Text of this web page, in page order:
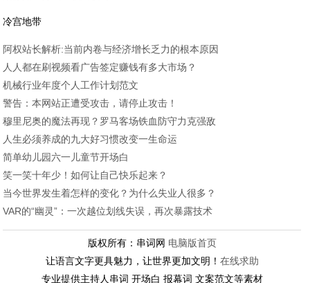
冷宫地带
阿权站长解析:当前内卷与经济增长乏力的根本原因
人人都在刷视频看广告签定赚钱有多大市场？
机械行业年度个人工作计划范文
警告：本网站正遭受攻击，请停止攻击！
穆里尼奥的魔法再现？罗马客场铁血防守力克强敌
人生必须养成的九大好习惯改变一生命运
简单幼儿园六一儿童节开场白
笑一笑十年少！如何让自己快乐起来？
当今世界发生着怎样的变化？为什么失业人很多？
VAR的“幽灵”：一次越位划线失误，再次暴露技术
版权所有：串词网 电脑版首页
让语言文字更具魅力，让世界更加文明！ 在线求助
专业提供主持人串词 开场白 报幕词 文案范文等素材